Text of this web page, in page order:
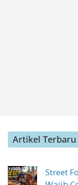
Artikel Terbaru
Street